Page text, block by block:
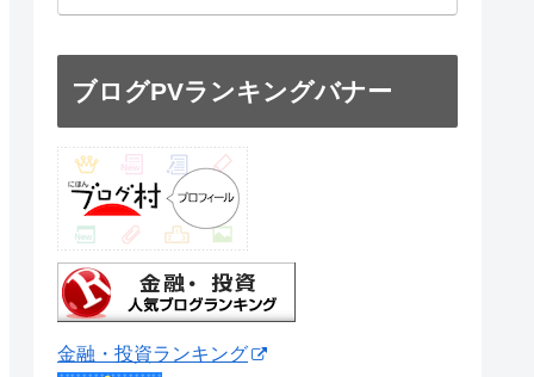
ブログPVランキングバナー
金融・投資ランキング